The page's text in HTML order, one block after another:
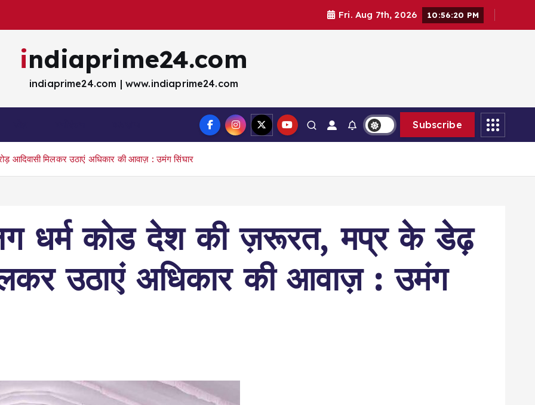
Fri. Aug 7th, 2026 10:56:21 PM
indiaprime24.com
indiaprime24.com | www.indiaprime24.com
Subscribe
आदिवासी मिलकर उठाएं अधिकार की आवाज़ : उमंग सिंघार
धर्म कोड देश की ज़रूरत, मप्र के डेढ़
उठाएं अधिकार की आवाज़ : उमंग